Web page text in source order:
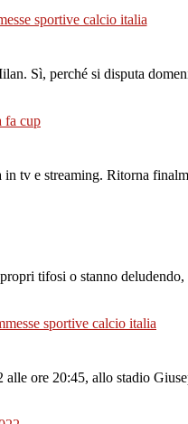
Sì, perché si disputa
tv e streaming. Ritorna
tifosi o stanno
ore 20:45, allo stadio